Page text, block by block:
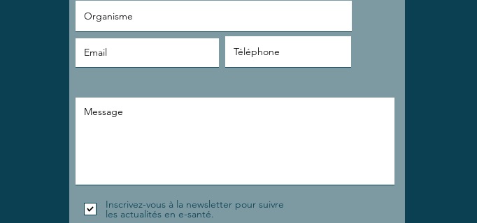
Inscrivez-vous à la newsletter pour suivre
les actualités en e-santé.